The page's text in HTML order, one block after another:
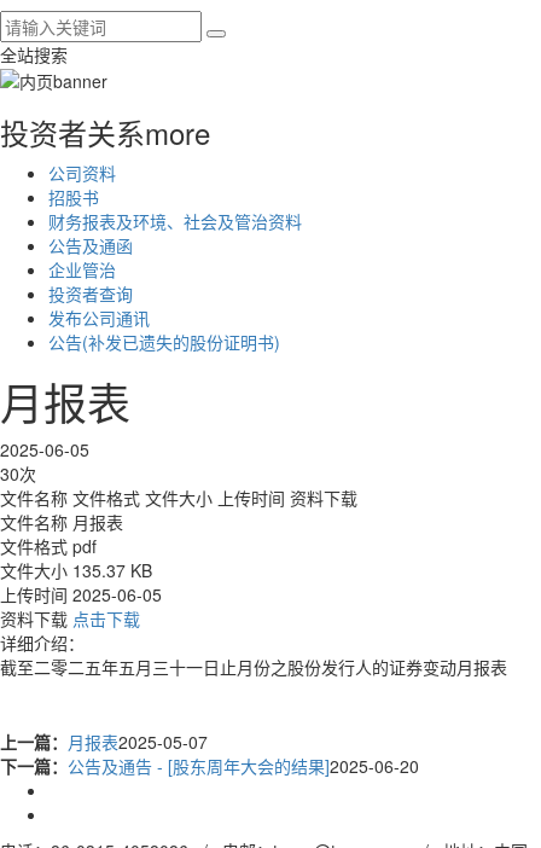
全站搜索
投资者关系more
公司资料
招股书
财务报表及环境、社会及管治资料
公告及通函
企业管治
投资者查询
发布公司通讯
公告(补发已遗失的股份证明书)
月报表
2025-06-05
30次
文件名称 文件格式 文件大小 上传时间 资料下载
文件名称 月报表
文件格式 pdf
文件大小 135.37 KB
上传时间 2025-06-05
资料下载 点击下载
详细介绍：
截至二零二五年五月三十一日止月份之股份发行人的证券变动月报表
上一篇： 月报表2025-05-07
下一篇： 公告及通告 - [股东周年大会的结果]2025-06-20